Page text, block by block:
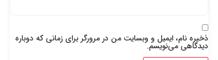
ذخیره نام، ایمیل و وبسایت من در مرورگر برای زمانی که دوباره
دیدگاهی می‌نویسم.